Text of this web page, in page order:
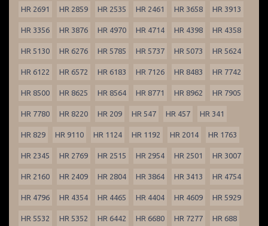
HR 2691 HR 2859 HR 2535 HR 2461 HR 3658 HR 3913
HR 3356 HR 3876 HR 4970 HR 4714 HR 4398 HR 4358
HR 5130 HR 6276 HR 5785 HR 5737 HR 5073 HR 5624
HR 6122 HR 6572 HR 6183 HR 7126 HR 8483 HR 7742
HR 8500 HR 8625 HR 8564 HR 8771 HR 8962 HR 7905
HR 7780 HR 8220 HR 209 HR 547 HR 457 HR 341
HR 829 HR 9110 HR 1124 HR 1192 HR 2014 HR 1763
HR 2345 HR 2769 HR 2515 HR 2954 HR 2501 HR 3007
HR 2160 HR 2409 HR 2804 HR 3864 HR 3413 HR 4754
HR 4796 HR 4354 HR 4465 HR 4404 HR 4609 HR 5929
HR 5532 HR 5352 HR 6442 HR 6680 HR 7277 HR 688